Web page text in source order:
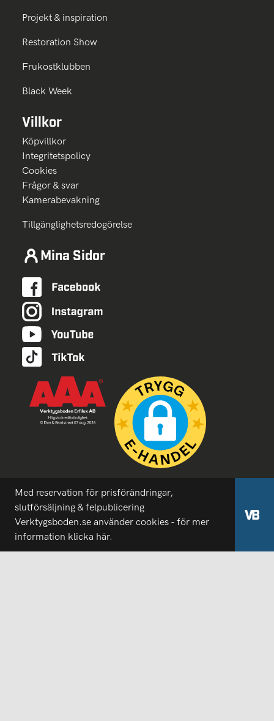
Projekt & inspiration
Restoration Show
Frukostklubben
Black Week
Villkor
Köpvillkor
Integritetspolicy
Cookies
Frågor & svar
Kamerabevakning
Tillgänglighetsredogörelse
Mina Sidor
Med reservation för prisförändringar,
slutförsäljning & felpublicering
Verktygsboden.se använder cookies - för mer
information klicka här.